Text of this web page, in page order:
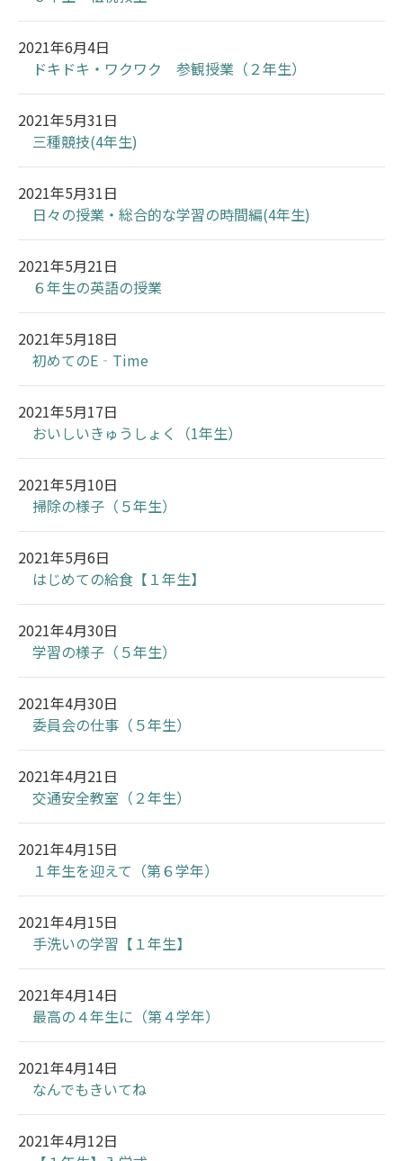
2021年6月4日
ドキドキ・ワクワク 参観授業（２年生）
2021年5月31日
三種競技(4年生)
2021年5月31日
日々の授業・総合的な学習の時間編(4年生)
2021年5月21日
６年生の英語の授業
2021年5月18日
初めてのE‐Time
2021年5月17日
おいしいきゅうしょく（1年生）
2021年5月10日
掃除の様子（５年生）
2021年5月6日
はじめての給食【１年生】
2021年4月30日
学習の様子（５年生）
2021年4月30日
委員会の仕事（５年生）
2021年4月21日
交通安全教室（２年生）
2021年4月15日
１年生を迎えて（第６学年）
2021年4月15日
手洗いの学習【１年生】
2021年4月14日
最高の４年生に（第４学年）
2021年4月14日
なんでもきいてね
2021年4月12日